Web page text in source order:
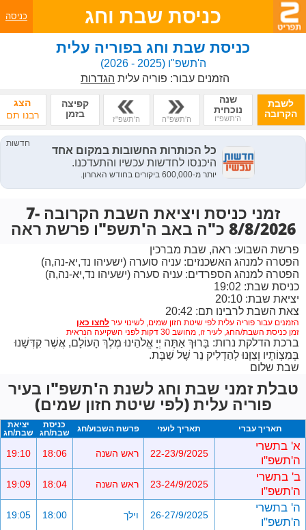
כניסת שבת וחג כניסה
כניסת שבת וחג בפוריה עלית
ה'תשפ"ו(2025 - 2026)
הזמנים עבור: פוריה עלית הגדרות
לשבת
הקרובה
שנה
נוכחית
ה'תשפ"ו ה'תשפ"ה ה'תשפ"ז
קפיצה
בזמן
הצג
רבנו תם
זמני כניסת ויציאת השבת הקרובה 7-
8/8/2026 כ"ה באב ה'תשפ"ו פרשת ראה
פרשת השבוע: ראה, שבת מברכין
הפטרה למנהג האשכנזים: עניה סוערה (ישעיהו נד,יא-נה,ה)
הפטרה למנהג הספרדים: עניה סערה (ישעיהו נד,יא-נה,ה)
כניסת שבת: 19:02
יציאת שבת: 20:10
צאת השבת לרבינו תם: 20:42
הזמנים עבור פוריה עלית לפי שיטת חזון שמים, לשינוי עיר
זמן כניסת השבת/החג, לעיר זו, מחושב 30 דקות לפני השקיעה הנראית
ברכת הדלקת נרות: בָּרוּךְ אַתָּה יְיָ אֱלֹהֵינוּ מֶלֶךְ הָעוֹלָם, אֲשֶׁר קִדְּשָׁנוּ
בְּמִצְוֹתָיו וְצִוָּנוּ לְהַדְלִיק נֵר שֶׁל שַׁבָּת.
שבת שלום
טבלת זמני שבת וחג לשנת ה'תשפ"ו בעיר
פוריה עלית (לפי שיטת חזון שמים)
תאריך עברי תאריך לועזי פרשת השבוע/חג
כניסת
שבת/חג
יציאת
שבת/חג
א' בתשרי
ה'תשפ"ו
22-23/9/2025 ראש השנה 18:06
19:10
ב' בתשרי
ה'תשפ"ו
23-24/9/2025 ראש השנה 18:04
19:09
ה' בתשרי
ה'תשפ"ו
26-27/9/2025 וילך 18:00
19:05